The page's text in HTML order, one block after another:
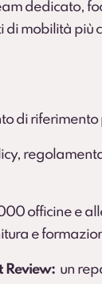
dedicato,
di mobilità più
di
officine e
e
Review: un